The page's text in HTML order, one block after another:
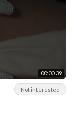
00:00:39
Not interested